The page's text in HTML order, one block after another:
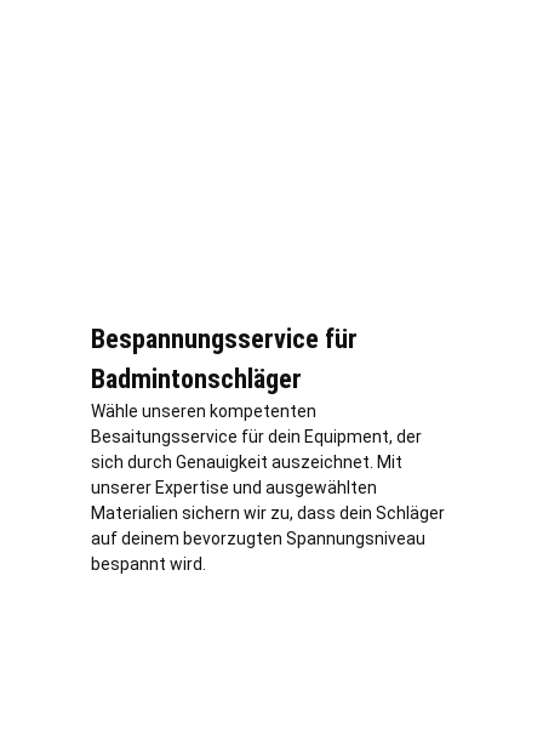
Bespannungsservice für
Badmintonschläger
Wähle unseren kompetenten
Besaitungsservice für dein Equipment, der
sich durch Genauigkeit auszeichnet. Mit
unserer Expertise und ausgewählten
Materialien sichern wir zu, dass dein Schläger
auf deinem bevorzugten Spannungsniveau
bespannt wird.